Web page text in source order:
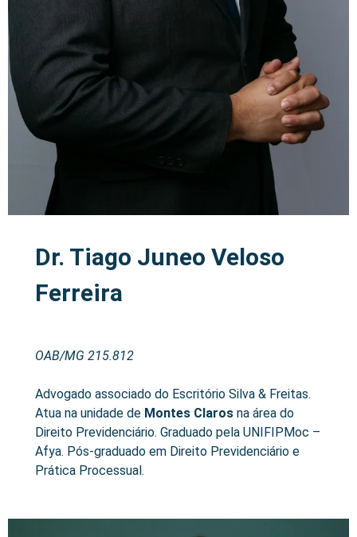
Dr. Tiago Juneo Veloso
Ferreira
OAB/MG 215.812
Advogado associado do Escritório Silva & Freitas.
Atua na unidade de Montes Claros na área do
Direito Previdenciário. Graduado pela UNIFIPMoc –
Afya. Pós-graduado em Direito Previdenciário e
Prática Processual.